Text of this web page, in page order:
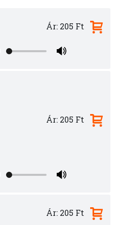
Ár: 205 Ft
Ár: 205 Ft
Ár: 205 Ft